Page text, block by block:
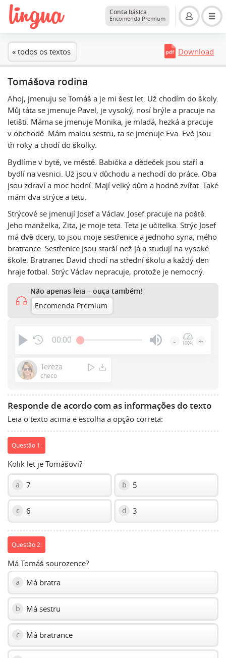
Conta básica
Encomenda Premium
« todos os textos Download
Tomášova rodina
Ahoj, jmenuju se Tomáš a je mi šest let. Už chodím do školy.
Můj táta se jmenuje Pavel, je vysoký, nosí brýle a pracuje na
letišti. Máma se jmenuje Monika, je mladá, hezká a pracuje
v obchodě. Mám malou sestru, ta se jmenuje Eva. Evě jsou
tři roky a chodí do školky.
Bydlíme v bytě, ve městě. Babička a dědeček jsou staří a
bydlí na vesnici. Už jsou v důchodu a nechodí do práce. Oba
jsou zdraví a moc hodní. Mají velký dům a hodně zvířat. Také
mám dva strýce a tetu.
Strýcové se jmenují Josef a Václav. Josef pracuje na poště.
Jeho manželka, Zita, je moje teta. Teta je učitelka. Strýc Josef
má dvě dcery, to jsou moje sestřenice a jednoho syna, mého
bratrance. Sestřenice jsou starší než já a studují na vysoké
škole. Bratranec David chodí na střední školu a každý den
hraje fotbal. Strýc Václav nepracuje, protože je nemocný.
Não apenas leia – ouça também!
Encomenda Premium
00:00
show
volume
- 100% +
Tereza
checo
Responde de acordo com as informações do texto
Leia o texto acima e escolha a opção correta:
Questão 1:
Kolik let je Tomášovi?
a 7 b 5
c 6 d 3
Questão 2:
Má Tomáš sourozence?
a Má bratra
b Má sestru
c Má bratrance